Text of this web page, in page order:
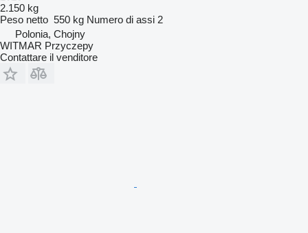
2.150 kg
Peso netto 550 kg Numero di assi 2
Polonia, Chojny
WITMAR Przyczepy
Contattare il venditore